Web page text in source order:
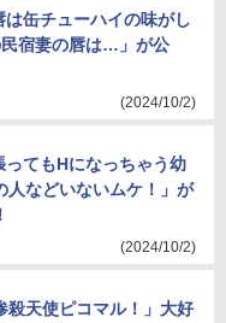
は缶チューハイの味がし
宿妻の唇は…」が公
(2024/10/2)
ってもHになっちゃう幼
人などいないムケ！」が
(2024/10/2)
殺天使ピコマル！」大好